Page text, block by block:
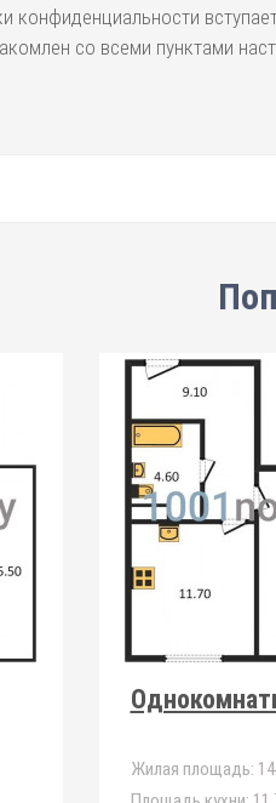
конфиденциальности
со всеми пунктами
Жилая площадь: